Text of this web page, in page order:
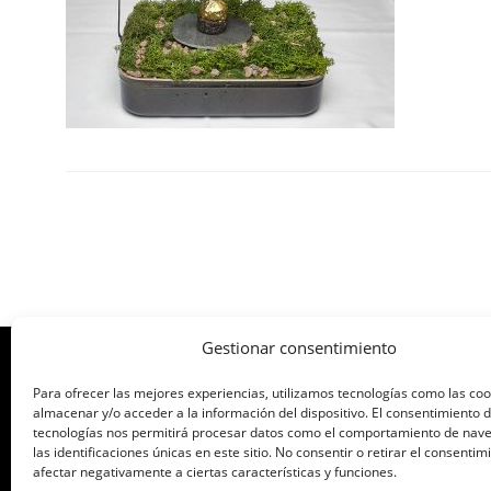
Gestionar consentimiento
Para ofrecer las mejores experiencias, utilizamos tecnologías como las
almacenar y/o acceder a la información del dispositivo. El consentimiento
tecnologías nos permitirá procesar datos como el comportamiento de
las identificaciones únicas en este sitio. No consentir o retirar el
afectar negativamente a ciertas características y funciones.
ORGANIZA: ASOCIACIÓN DE CAFÉS Y